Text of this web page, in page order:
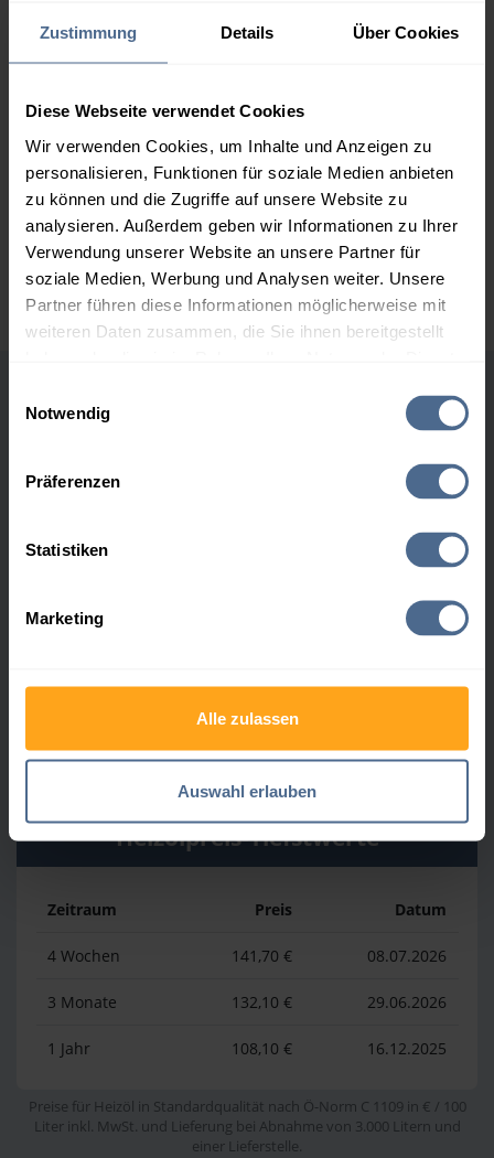
Zustimmung Details Über Cookies
Diese Webseite verwendet Cookies
Wir verwenden Cookies, um Inhalte und Anzeigen zu
personalisieren, Funktionen für soziale Medien anbieten
zu können und die Zugriffe auf unsere Website zu
analysieren. Außerdem geben wir Informationen zu Ihrer
Verwendung unserer Website an unsere Partner für
soziale Medien, Werbung und Analysen weiter. Unsere
Partner führen diese Informationen möglicherweise mit
weiteren Daten zusammen, die Sie ihnen bereitgestellt
Notwendig
Präferenzen
Statistiken
Marketing
Alle zulassen
Auswahl erlauben
154,90 €
5.000 Liter
153,18 €
153,18 €
Preise für Heizöl in Standardqualität nach Ö-Norm C 1109 in € / 100
Liter inkl. MwSt. und Lieferung bei einer Lieferstelle.
Höchst- und Tiefststände der
Datum
Heizölpreis-Tiefstwerte
Zeitraum Preis Datum
4 Wochen 141,70 € 08.07.2026
3 Monate 132,10 € 29.06.2026
1 Jahr 108,10 € 16.12.2025
Preise für Heizöl in Standardqualität nach Ö-Norm C 1109 in € / 100
Liter inkl. MwSt. und Lieferung bei Abnahme von 3.000 Litern und
einer Lieferstelle.